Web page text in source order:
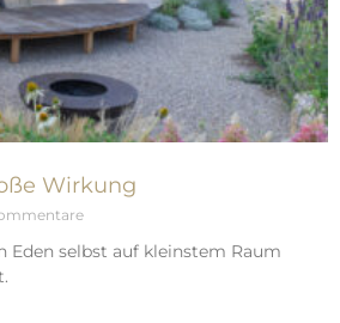
Wirkung
Eden selbst auf kleinstem Raum